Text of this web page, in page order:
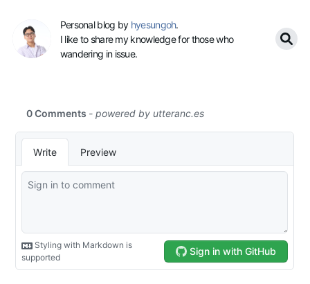
Personal blog by hyesungoh.
I like to share my knowledge for those who
wandering in issue.